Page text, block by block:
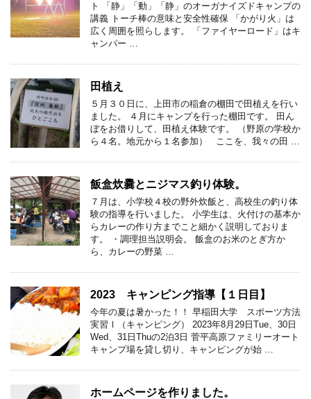
ト 「静」「動」「静」のオーガナイズドキャンプの
講義 トーチ棒の意味と安全性確保 「かがり火」は
広く周囲を照らします。 「ファイヤーロード」はキ
ャンパー …
田植え
５月３０日に、上田市の稲倉の棚田で田植えを行い
ました。 ４月にキャンプを行った棚田です。 田ん
ぼをお借りして、田植え体験です。 （野原の学校か
ら４名。地元から１名参加） ここを、我々の田 …
飯盒炊爨とニジマス釣り体験。
７月は、小学校４校の野外炊飯と、高校生の釣り体
験の指導を行いました。 小学生は、火付けの基本か
らカレーの作り方までこと細かく説明しておりま
す。 ・調理担当説明会。 飯盒のお米のとぎ方か
ら、カレーの野菜 …
2023 キャンピング指導【１日目】
今年の夏は暑かった！！ 早稲田大学 スポーツ方法
実習Ⅰ（キャンピング） 2023年8月29日Tue、30日
Wed、31日Thuの2泊3日 菅平高原ファミリーオート
キャンプ場を貸し切り、キャンピングが始 …
ホームページを作りました。